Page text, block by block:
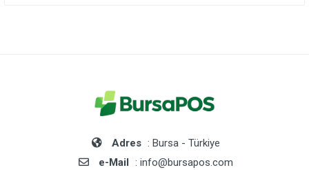
Adres : Bursa - Türkiye
e-Mail : info@bursapos.com